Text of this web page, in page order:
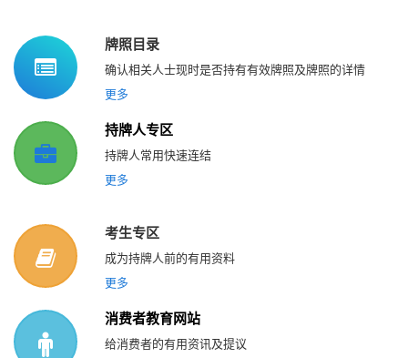
牌照目录
确认相关人士现时是否持有有效牌照及牌照的详情
更多
持牌人专区
持牌人常用快速连结
更多
考生专区
成为持牌人前的有用资料
更多
消费者教育网站
给消费者的有用资讯及提议